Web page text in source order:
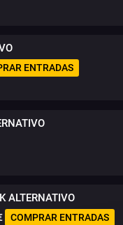
ENTRADAS
ALTERNATIVO
COMPRAR ENTRADAS